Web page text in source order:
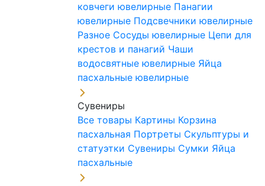
ковчеги ювелирные Панагии
ювелирные Подсвечники ювелирные
Разное Сосуды ювелирные Цепи для
крестов и панагий Чаши
водосвятные ювелирные Яйца
пасхальные ювелирные
Сувениры
Все товары Картины Корзина
пасхальная Портреты Скульптуры и
статуэтки Сувениры Сумки Яйца
пасхальные